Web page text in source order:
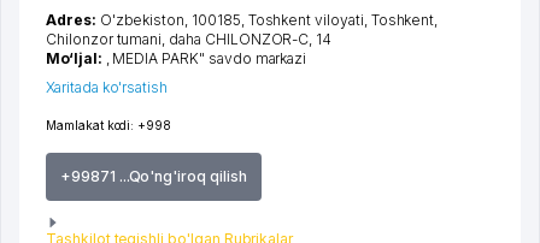
Mamlakat kodi: +998
+99871 ...Qo'ng'iroq qilish
Tashkilot tegishli bo'lgan Rubrikalar
Adres: O'zbekiston, 100185, Toshkent viloyati Toshkent
Chilonzor tumani daha CHILONZOR-C , 14
Mo‘ljal:
, MEDIA PARK" savdo markazi
Xaritada ko'rsatish